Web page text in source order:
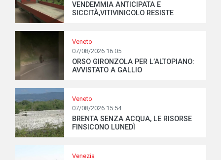
VENDEMMIA ANTICIPATA E
SICCITÀ,VITIVINICOLO RESISTE
Veneto
07/08/2026 16:05
ORSO GIRONZOLA PER L’ALTOPIANO:
AVVISTATO A GALLIO
Veneto
07/08/2026 15:54
BRENTA SENZA ACQUA, LE RISORSE
FINSICONO LUNEDÌ
Venezia